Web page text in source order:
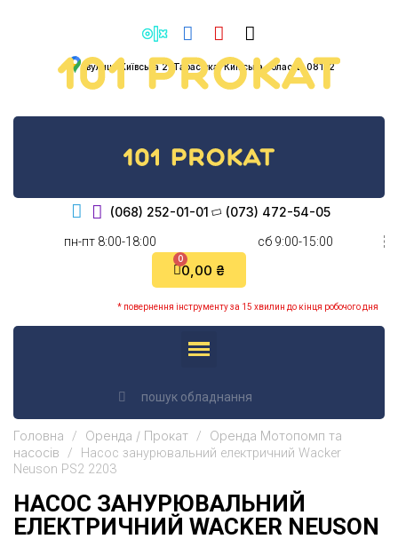
вулиця Київська 2, Тарасівка, Київська область, 08132
(068) 252-01-01 (073) 472-54-05
пн-пт 8:00-18:00 cб 9:00-15:00
0,00 ₴
* повернення інструменту за 15 хвилин до кінця робочого дня
Головна Оренда / Прокат
Оренда Мотопомп та
насосів
Насос занурювальний електричний Wacker
Neuson PS2 2203
НАСОС ЗАНУРЮВАЛЬНИЙ
ЕЛЕКТРИЧНИЙ WACKER NEUSON